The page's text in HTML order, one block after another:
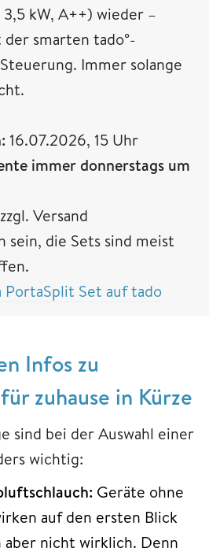
3,5 kW, A++) wieder –
smarten tado°-
Immer solange
16.07.2026, 15 Uhr
immer donnerstags um
Versand
sein, die Sets sind meist
PortaSplit Set auf tado
Infos zu
zuhause in Kürze
sind bei der Auswahl einer
wichtig:
Geräte ohne
auf den ersten Blick
aber nicht wirklich. Denn